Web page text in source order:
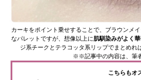
カーキをポイント乗せすることで、ブラウンメ
なパレットですが、想像以上に 肌馴染みがよく
ジ系チークとテラコッタ系リップでまとめれ
※※記事中の内容は、筆
こちらもオ